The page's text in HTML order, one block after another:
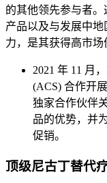
的其他领先参与者
产品以及与发展中
力，是其获得高市场
2021 年 11 月
(ACS) 合作开
独家合作伙伴
品的优势，并
促销。
顶级尼古丁替代